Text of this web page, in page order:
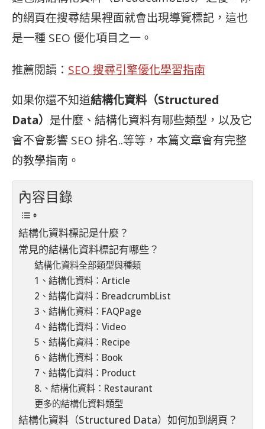
的網頁在搜尋結果裡面就會出現導覽標記，這也
是一種 SEO 優化項目之一。
推薦閱讀： SEO 搜尋引擎優化學習指南
如果你還不知道結構化資料（Structured
Data） 是什麼、結構化資料有哪些類型，以及它
會不會影響 SEO 排名..等等，本篇文章會有完整
的教學指南。
內容目錄
結構化資料標記是什麼？
常見的結構化資料標記有哪些？
結構化資料全部類型與種類
1、結構化資料：Article
2、結構化資料：BreadcrumbList
3、結構化資料：FAQPage
4、結構化資料：Video
5、結構化資料：Recipe
6、結構化資料：Book
7、結構化資料：Product
8.、結構化資料：Restaurant
更多的結構化資料類型
結構化資料（Structured Data）如何加到網頁？